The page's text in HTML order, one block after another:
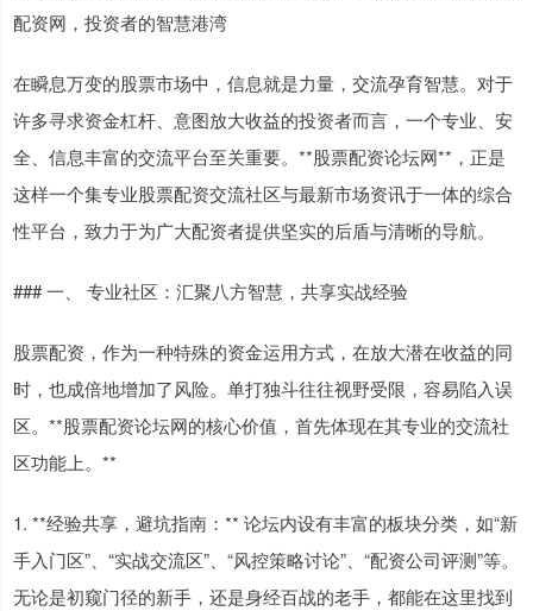
配资网，投资者的智慧港湾
在瞬息万变的股票市场中，信息就是力量，交流孕育智慧。对于
许多寻求资金杠杆、意图放大收益的投资者而言，一个专业、安
全、信息丰富的交流平台至关重要。**股票配资论坛网**，正是
这样一个集专业股票配资交流社区与最新市场资讯于一体的综合
性平台，致力于为广大配资者提供坚实的后盾与清晰的导航。
### 一、 专业社区：汇聚八方智慧，共享实战经验
股票配资，作为一种特殊的资金运用方式，在放大潜在收益的同
时，也成倍地增加了风险。单打独斗往往视野受限，容易陷入误
区。**股票配资论坛网的核心价值，首先体现在其专业的交流社
区功能上。**
1. **经验共享，避坑指南：** 论坛内设有丰富的板块分类，如“新
手入门区”、“实战交流区”、“风控策略讨论”、“配资公司评测”等。
无论是初窥门径的新手，还是身经百战的老手，都能在这里找到